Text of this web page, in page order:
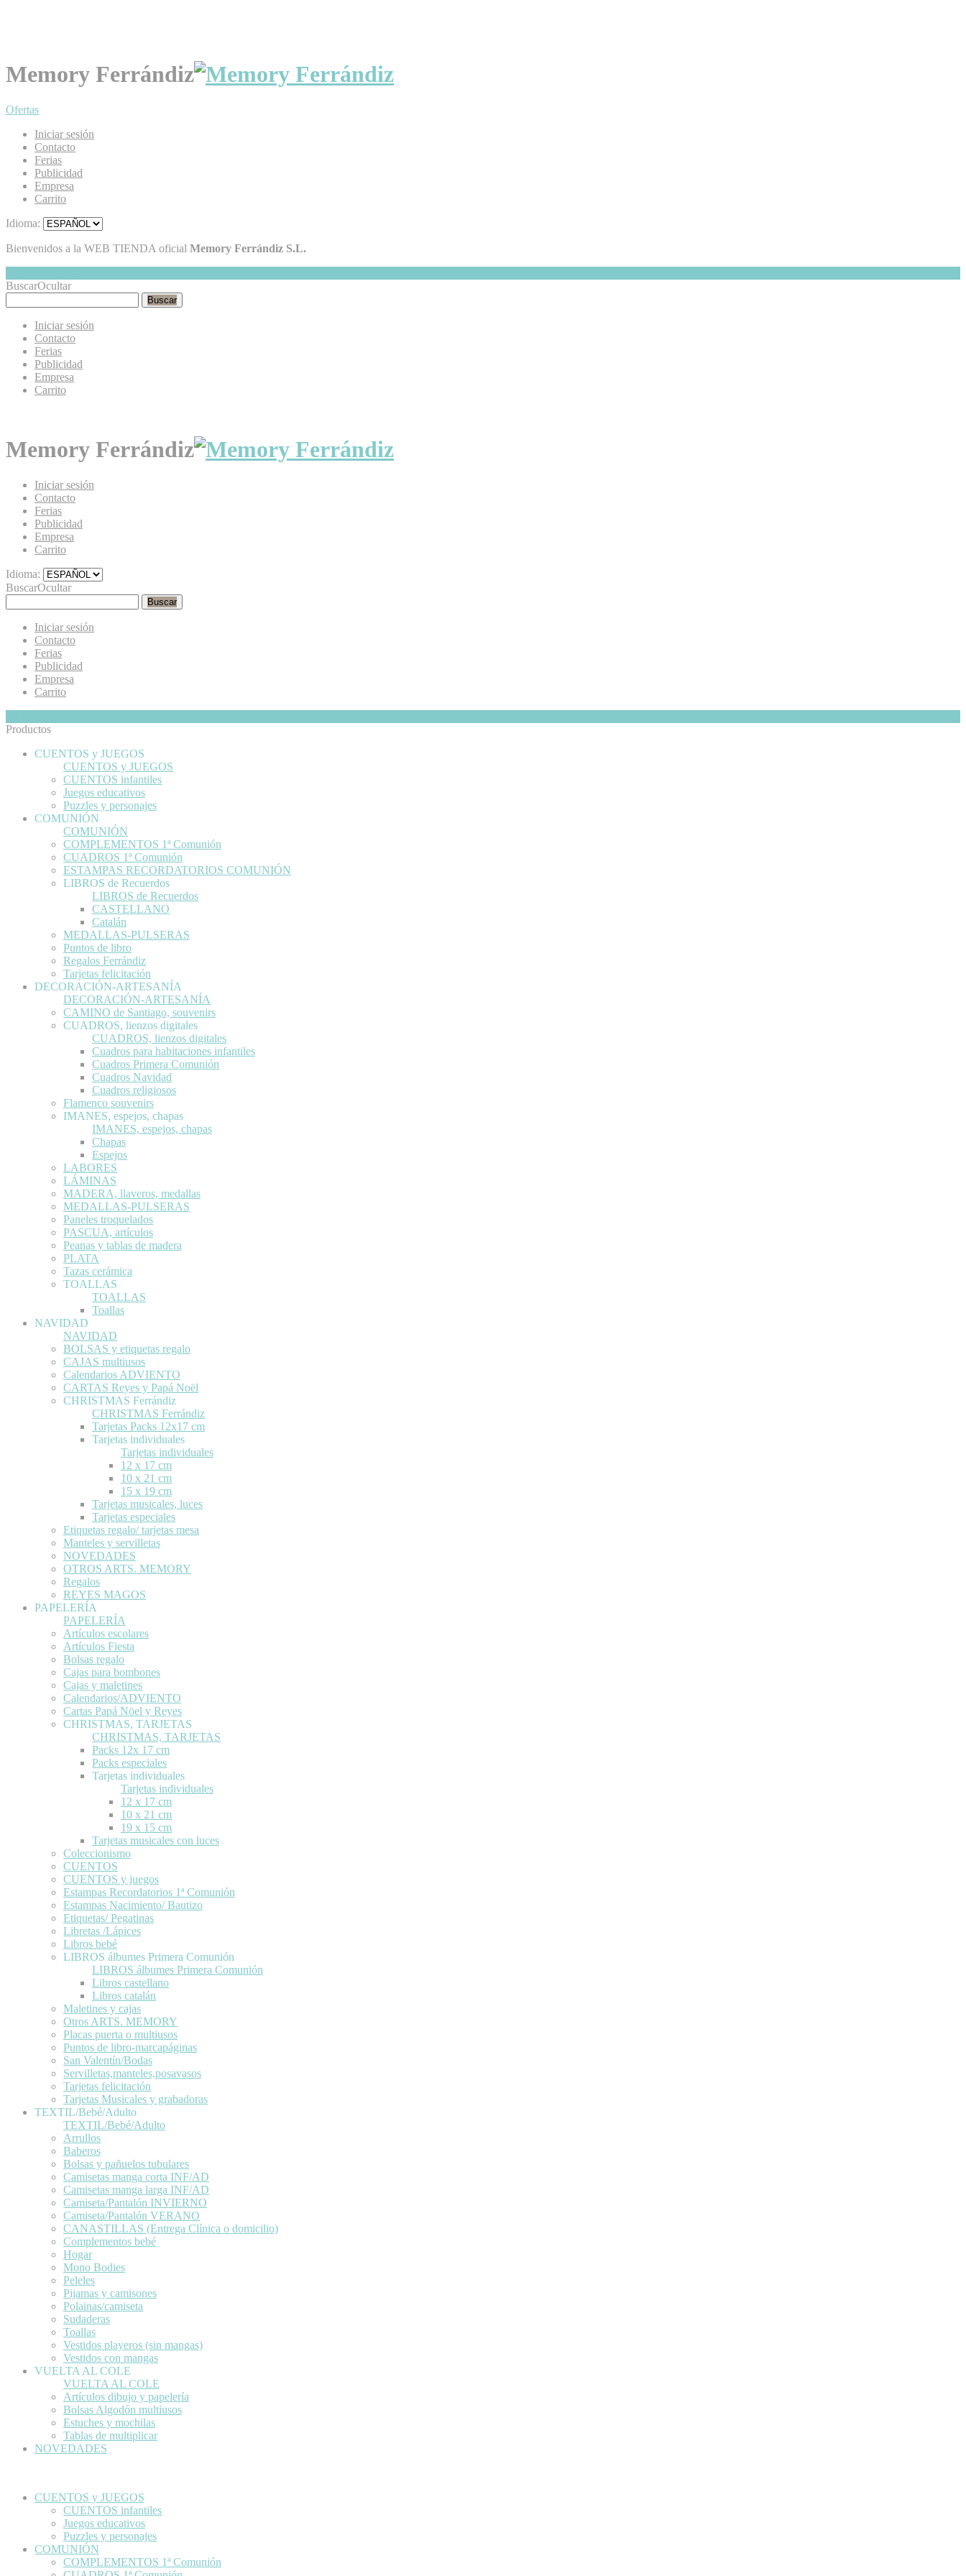
Memory Ferrándiz
Ofertas
Iniciar sesión
Contacto
Ferias
Publicidad
Empresa
Carrito
Idioma:
Bienvenidos a la WEB TIENDA oficial Memory Ferrándiz S.L.
BuscarOcultar
Buscar
Iniciar sesión
Contacto
Ferias
Publicidad
Empresa
Carrito
Memory Ferrándiz
Iniciar sesión
Contacto
Ferias
Publicidad
Empresa
Carrito
Idioma:
BuscarOcultar
Buscar
Iniciar sesión
Contacto
Ferias
Publicidad
Empresa
Carrito
Productos
CUENTOS y JUEGOS
CUENTOS y JUEGOS
CUENTOS infantiles
Juegos educativos
Puzzles y personajes
COMUNIÓN
COMUNIÓN
COMPLEMENTOS 1ª Comunión
CUADROS 1ª Comunión
ESTAMPAS RECORDATORIOS COMUNIÓN
LIBROS de Recuerdos
LIBROS de Recuerdos
CASTELLANO
Catalán
MEDALLAS-PULSERAS
Puntos de libro
Regalos Ferrándiz
Tarjetas felicitación
DECORACIÓN-ARTESANÍA
DECORACIÓN-ARTESANÍA
CAMINO de Santiago, souvenirs
CUADROS, lienzos digitales
CUADROS, lienzos digitales
Cuadros para habitaciones infantiles
Cuadros Primera Comunión
Cuadros Navidad
Cuadros religiosos
Flamenco souvenirs
IMANES, espejos, chapas
IMANES, espejos, chapas
Chapas
Espejos
LABORES
LÁMINAS
MADERA, llaveros, medallas
MEDALLAS-PULSERAS
Paneles troquelados
PASCUA, artículos
Peanas y tablas de madera
PLATA
Tazas cerámica
TOALLAS
TOALLAS
Toallas
NAVIDAD
NAVIDAD
BOLSAS y etiquetas regalo
CAJAS multiusos
Calendarios ADVIENTO
CARTAS Reyes y Papá Noël
CHRISTMAS Ferrándiz
CHRISTMAS Ferrándiz
Tarjetas Packs 12x17 cm
Tarjetas individuales
Tarjetas individuales
12 x 17 cm
10 x 21 cm
15 x 19 cm
Tarjetas musicales, luces
Tarjetas especiales
Etiquetas regalo/ tarjetas mesa
Manteles y servilletas
NOVEDADES
OTROS ARTS. MEMORY
Regalos
REYES MAGOS
PAPELERÍA
PAPELERÍA
Artículos escolares
Artículos Fiesta
Bolsas regalo
Cajas para bombones
Cajas y maletines
Calendarios/ADVIENTO
Cartas Papá Nöel y Reyes
CHRISTMAS, TARJETAS
CHRISTMAS, TARJETAS
Packs 12x 17 cm
Packs especiales
Tarjetas individuales
Tarjetas individuales
12 x 17 cm
10 x 21 cm
19 x 15 cm
Tarjetas musicales con luces
Coleccionismo
CUENTOS
CUENTOS y juegos
Estampas Recordatorios 1ª Comunión
Estampas Nacimiento/ Bautizo
Etiquetas/ Pegatinas
Libretas /Lápices
Libros bebé
LIBROS álbumes Primera Comunión
LIBROS álbumes Primera Comunión
Libros castellano
Libros catalán
Maletines y cajas
Otros ARTS. MEMORY
Placas puerta o multiusos
Puntos de libro-marcapáginas
San Valentín/Bodas
Servilletas,manteles,posavasos
Tarjetas felicitación
Tarjetas Musicales y grabadoras
TEXTIL/Bebé/Adulto
TEXTIL/Bebé/Adulto
Arrullos
Baberos
Bolsas y pañuelos tubulares
Camisetas manga corta INF/AD
Camisetas manga larga INF/AD
Camiseta/Pantalón INVIERNO
Camiseta/Pantalón VERANO
CANASTILLAS (Entrega Clínica o domicilio)
Complementos bebé
Hogar
Mono Bodies
Peleles
Pijamas y camisones
Polainas/camiseta
Sudaderas
Toallas
Vestidos playeros (sin mangas)
Vestidos con mangas
VUELTA AL COLE
VUELTA AL COLE
Artículos dibujo y papelería
Bolsas Algodón multiusos
Estuches y mochilas
Tablas de multiplicar
NOVEDADES
CUENTOS y JUEGOS
CUENTOS infantiles
Juegos educativos
Puzzles y personajes
COMUNIÓN
COMPLEMENTOS 1ª Comunión